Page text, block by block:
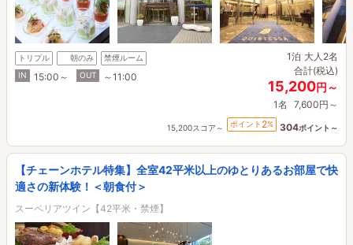
トリプル 朝のみ
禁煙ルーム
IN
15:00～ OUT ～11:00
1泊 大人2名
合計(税込)
15,200円～
1名 7,600円～
15,200スコア～ ポイント 2% 304ポイント～
【チェーンホテル特集】全室42平米以上のゆとりあるお部屋で快
適さの新体験！＜朝食付＞
スーペリアツイン【42平米・禁煙】